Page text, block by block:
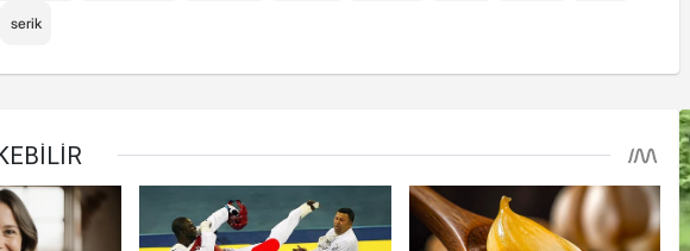
serik